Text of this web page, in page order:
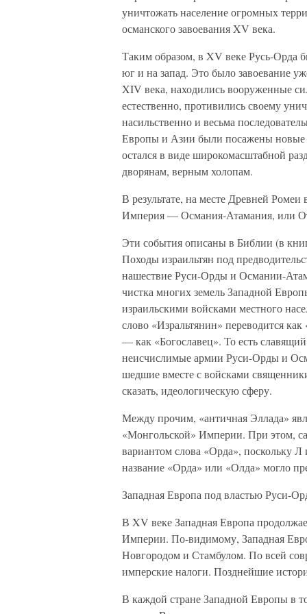
уничтожать население огромных
османского завоевания XV века.
Таким образом, в XV веке Русь-Орда
юг и на запад. Это было завоевание
XIV века, находились вооруженные
естественно, противились своему
насильственно и весьма
Европы и Азии были посажены новые
остался в виде широкомасштабной
дворянам, верным холопам.
В результате, на месте Древней
Империя — Османия-Атамания, или
Эти события описаны в Библии (в
Походы израильтян под
нашествие Руси-Орды и Османии-
чистка многих земель Западной
израильскими войсками местного
слово «Изральтянин» переводится
— как «Богославец». То есть
неисчислимые армии Руси-Орды и
шедшие вместе с войсками
сказать, идеологическую сферу.
Между прочим, «античная Эллада»
«Монгольской» Империи. При этом,
вариантом слова «Орда», поскольку Л
название «Орда» или «Олда» могло
Западная Европа под властью Руси-
В XV веке Западная Европа
Империи. По-видимому, Западная
Новгородом и Стамбулом. По всей
имперские налоги. Позднейшие
В каждой стране Западной Европы в